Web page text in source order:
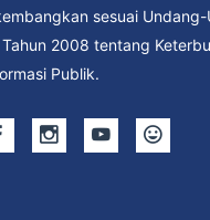
sesuai
2008 tentang
Publik.